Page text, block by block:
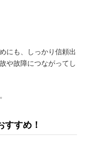
にも、しっかり信頼出
や故障につながってし
すめ！